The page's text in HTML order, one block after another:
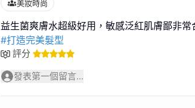
美妝時尚
#打造完美髮型
評分
發表第一個留言...